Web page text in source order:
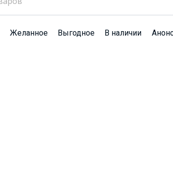
Желанное Выгодное В наличии